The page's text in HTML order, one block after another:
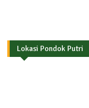
Lokasi Pondok Putri